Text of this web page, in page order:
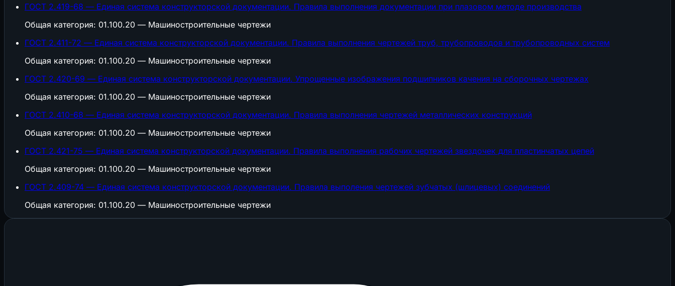
ГОСТ 2.419-68 — Единая система конструкторской документации. Правила выполнения документации при плазовом методе производства
Общая категория: 01.100.20 — Машиностроительные чертежи
ГОСТ 2.411-72 — Единая система конструкторской документации. Правила выполнения чертежей труб, трубопроводов и трубопроводных систем
Общая категория: 01.100.20 — Машиностроительные чертежи
ГОСТ 2.420-69 — Единая система конструкторской документации. Упрощенные изображения подшипников качения на сборочных чертежах
Общая категория: 01.100.20 — Машиностроительные чертежи
ГОСТ 2.410-68 — Единая система конструкторской документации. Правила выполнения чертежей металлических конструкций
Общая категория: 01.100.20 — Машиностроительные чертежи
ГОСТ 2.421-75 — Единая система конструкторской документации. Правила выполнения рабочих чертежей звездочек для пластинчатых цепей
Общая категория: 01.100.20 — Машиностроительные чертежи
ГОСТ 2.409-74 — Единая система конструкторской документации. Правила выполения чертежей зубчатых (шлицевых) соединений
Общая категория: 01.100.20 — Машиностроительные чертежи